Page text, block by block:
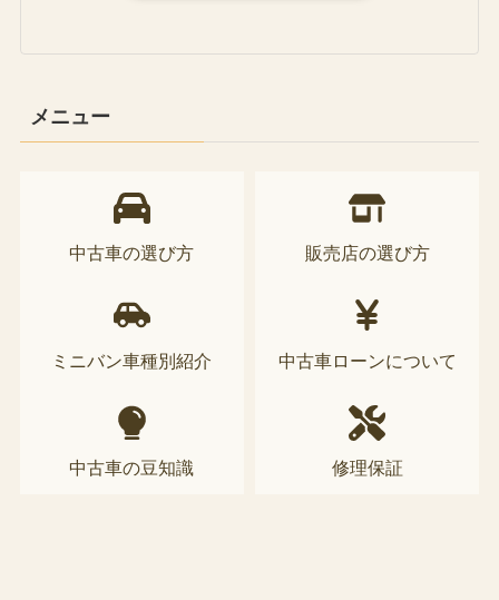
メニュー
中古車の選び方 販売店の選び方
ミニバン車種別紹介 中古車ローンについて
中古車の豆知識 修理保証